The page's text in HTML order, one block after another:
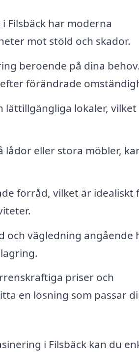
Filsbäck har moderna
mot stöld och skador.
beroende på dina behov.
förändrade
lättillgängliga lokaler,
lådor eller stora möbler,
förråd, vilket är idealiskt
och vägledning angående
priser och
en lösning som passar
i Filsbäck kan du